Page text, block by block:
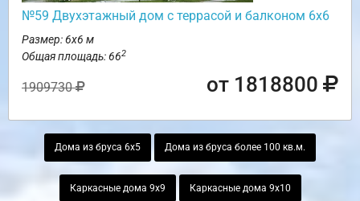
№59 Двухэтажный дом с террасой и балконом 6х6
Размер: 6х6 м
Общая площадь: 662
1909730 от 1818800
Дома из бруса 6х5 Дома из бруса более 100 кв.м.
Каркасные дома 9х9 Каркасные дома 9х10